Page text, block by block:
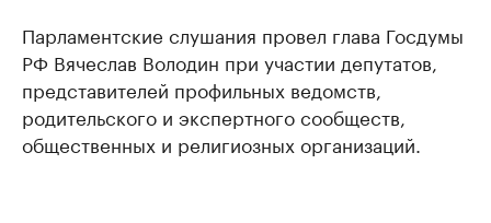
Парламентские слушания провел глава Госдумы
РФ Вячеслав Володин при участии депутатов,
представителей профильных ведомств,
родительского и экспертного сообществ,
общественных и религиозных организаций.